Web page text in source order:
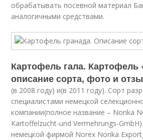
обрабатывать посевной материал
аналогичными средствами.
Картофель гала. Картофель
описание сорта, фото и
(в 2008 году) и(в 2011 году). Сорт
специалистами немецкой
компании(полное название – Norika
Kartoffelzucht-und Vermehrungs-
немецкой фирмой Norex Norika